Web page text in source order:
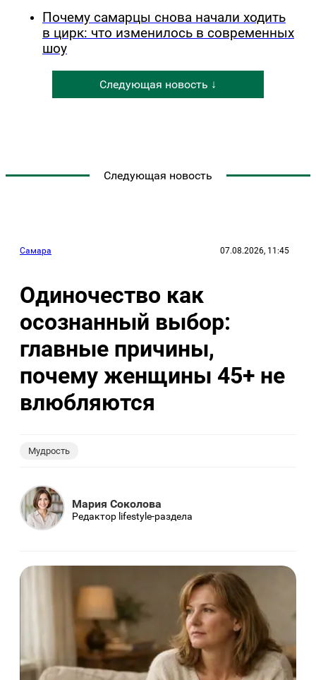
Почему самарцы снова начали ходить
в цирк: что изменилось в современных
шоу
Следующая новость ↓
Следующая новость
Самара 07.08.2026, 11:45
Одиночество как
осознанный выбор:
главные причины,
почему женщины 45+ не
влюбляются
Мудрость
Мария Соколова
Редактор lifestyle-раздела